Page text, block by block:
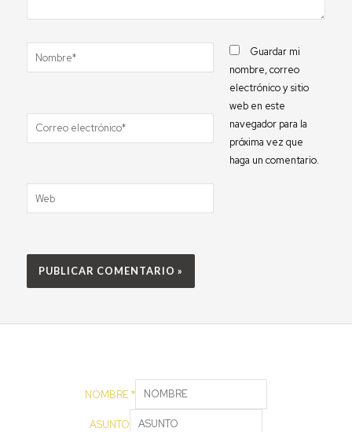
Nombre*
Correo
electrónico*
Web
Guardar mi
nombre, correo
electrónico y sitio
web en este
navegador para la
próxima vez que
haga un comentario.
NOMBRE*
ASUNTO